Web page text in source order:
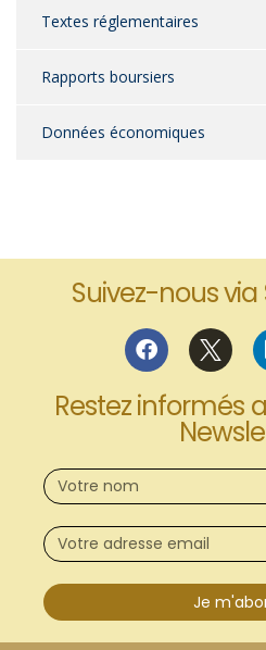
Textes réglementaires
Rapports boursiers
Données économiques
Suivez-nous
Restez informés
Je